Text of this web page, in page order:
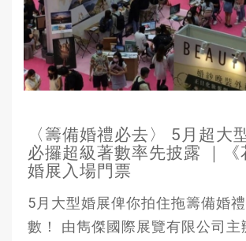
〈籌備婚禮必去〉 5月超大
必攞超級著數率先披露 ｜《
婚展入場門票
5月大型婚展俾你拍住拖籌備婚
數！ 由雋傑國際展覽有限公司主